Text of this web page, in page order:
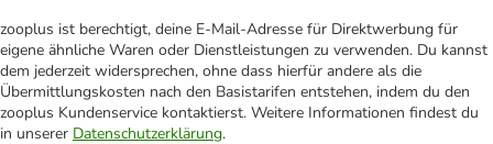
zooplus ist berechtigt, deine E-Mail-Adresse für Direktwerbung für
eigene ähnliche Waren oder Dienstleistungen zu verwenden. Du kannst
dem jederzeit widersprechen, ohne dass hierfür andere als die
Übermittlungskosten nach den Basistarifen entstehen, indem du den
zooplus Kundenservice kontaktierst. Weitere Informationen findest du
in unserer Datenschutzerklärung.